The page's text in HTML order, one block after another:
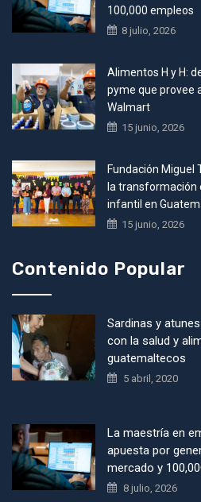
100,000 empleos
8 julio, 2026
Alimentos H y H:
pyme que provee
Walmart
15 junio, 2026
Fundación Miguel
la transformación
infantil en
15 junio, 2026
Contenido Popular
Sardinas y
con la salud y
guatemaltecos
5 abril, 2020
La maestría en
apuesta por
mercado y
8 julio, 2026